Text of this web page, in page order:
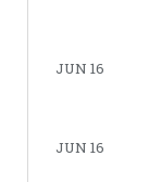
JUN 16
JUN 16